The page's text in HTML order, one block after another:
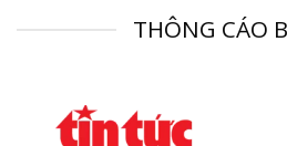
THÔNG CÁO